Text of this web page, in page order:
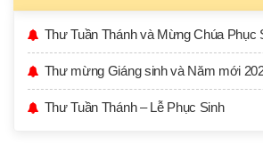
Thư Tuần Thánh và Mừng Chúa Phục
Thư mừng Giáng sinh và Năm mới
Thư Tuần Thánh – Lễ Phục Sinh